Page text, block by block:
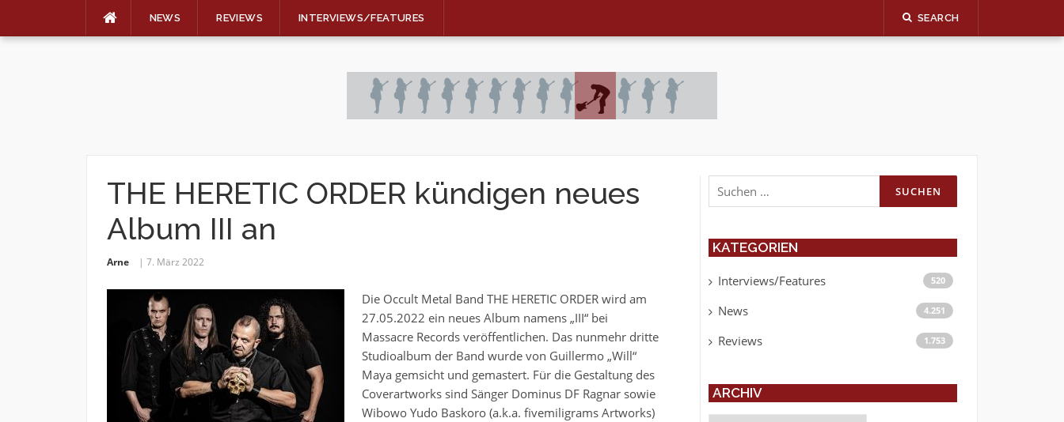
NEWS REVIEWS INTERVIEWS/FEATURES SEARCH
THE HERETIC ORDER kündigen neues
Album III an
Arne 7. März 2022
Die Occult Metal Band THE HERETIC ORDER wird am
27.05.2022 ein neues Album namens „III“ bei
Massacre Records veröffentlichen. Das nunmehr dritte
Studioalbum der Band wurde von Guillermo „Will“
Maya gemsicht und gemastert. Für die Gestaltung des
Coverartworks sind Sänger Dominus DF Ragnar sowie
Wibowo Yudo Baskoro (a.k.a. fivemiligrams Artworks)
Suchen
nach:
KATEGORIEN
Interviews/Features 520
News 4.251
Reviews 1.753
ARCHIV